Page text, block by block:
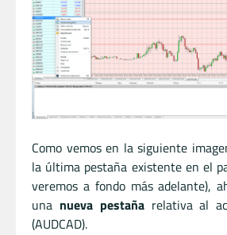
Como vemos en la siguiente
la última pestaña existente en el
veremos a fondo más adelante),
una nueva pestañarelativa al
(AUDCAD).